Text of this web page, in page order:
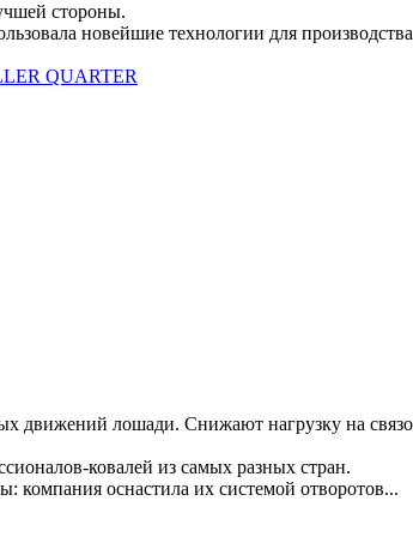
стороны.
новейшие технологии для
QUARTER
движений лошади. Снижают нагрузку на
ковалей из самых разных стран.
оснастила их системой отворотов...